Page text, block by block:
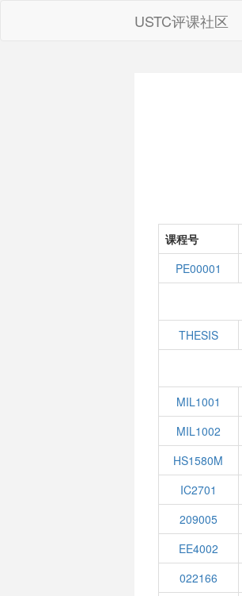
USTC评课社区
课程号
PE00001
THESIS
MIL1001
MIL1002
HS1580M
IC2701
209005
EE4002
022166